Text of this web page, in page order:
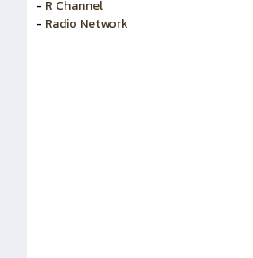
- สำนักงานคณะกรรมการข้าราชการพลเรือน
- R Channel